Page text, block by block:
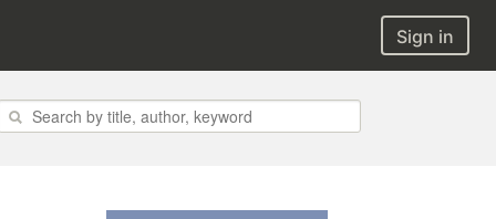
Sign in